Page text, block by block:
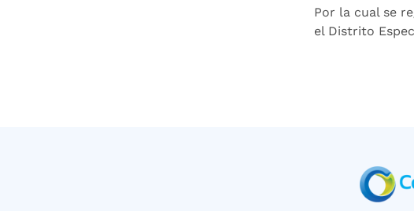
Por la cual se
el Distrito